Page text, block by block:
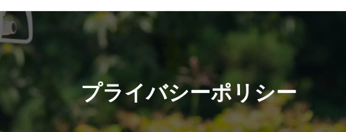
プライバシーポリシー